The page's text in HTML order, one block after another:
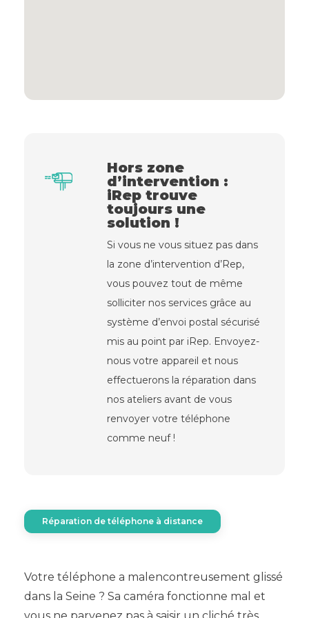
Hors zone
d’intervention :
iRep trouve
toujours une
solution !
Si vous ne vous situez pas dans
la zone d’intervention d’Rep,
vous pouvez tout de même
solliciter nos services grâce au
système d’envoi postal sécurisé
mis au point par iRep. Envoyez-
nous votre appareil et nous
effectuerons la réparation dans
nos ateliers avant de vous
renvoyer votre téléphone
comme neuf !
Réparation de téléphone à distance
Votre téléphone a malencontreusement glissé
dans la Seine ? Sa caméra fonctionne mal et